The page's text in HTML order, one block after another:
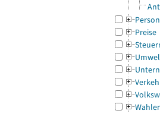
Preise